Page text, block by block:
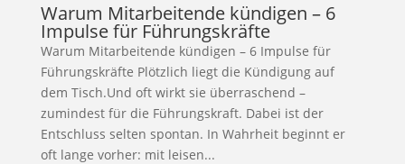
Warum Mitarbeitende kündigen – 6
Impulse für Führungskräfte
Warum Mitarbeitende kündigen – 6 Impulse für
Führungskräfte Plötzlich liegt die Kündigung auf
dem Tisch.Und oft wirkt sie überraschend –
zumindest für die Führungskraft. Dabei ist der
Entschluss selten spontan. In Wahrheit beginnt er
oft lange vorher: mit leisen...